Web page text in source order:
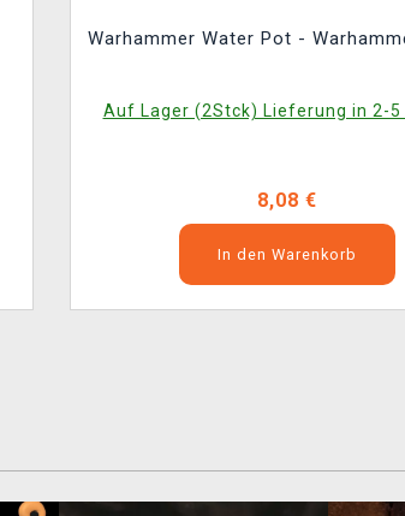
Warhammer Water Pot -
Auf Lager (2Stck) Lieferung in 2-5
8,08 €
In den Warenkorb